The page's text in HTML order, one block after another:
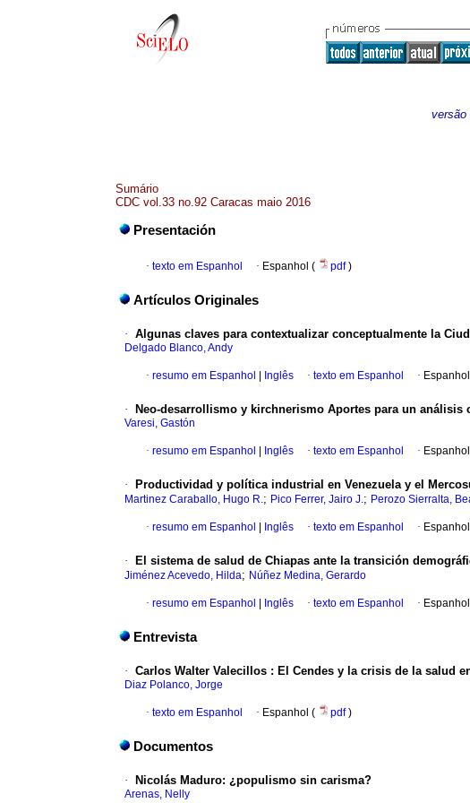
versão
Sumário
CDC vol.33 no.92 Caracas maio 2016
Presentación
· texto em Espanhol · Espanhol ( pdf)
Artículos Originales
· Algunas claves para contextualizar conceptualmente la
Delgado Blanco, Andy
· resumo em Espanhol Inglês · texto em Espanhol ·
· Neo-desarrollismo y kirchnerismo Aportes para un
Varesi, Gastón
· resumo em Espanhol Inglês · texto em Espanhol ·
· Productividad y política industrial en Venezuela y el
Martinez Caraballo, Hugo R.; Pico Ferrer, Jairo J.; Perozo Sierralta,
· resumo em Espanhol Inglês · texto em Espanhol ·
· El sistema de salud de Chiapas ante la transición
Jiménez Acevedo, Hilda; Núñez Medina, Gerardo
· resumo em Espanhol Inglês · texto em Espanhol ·
Entrevista
· Carlos Walter Valecillos : El Cendes y la crisis de la salud
Diaz Polanco, Jorge
· texto em Espanhol · Espanhol ( pdf)
Documentos
· Nicolás Maduro: ¿populismo sin carisma?
Arenas, Nelly